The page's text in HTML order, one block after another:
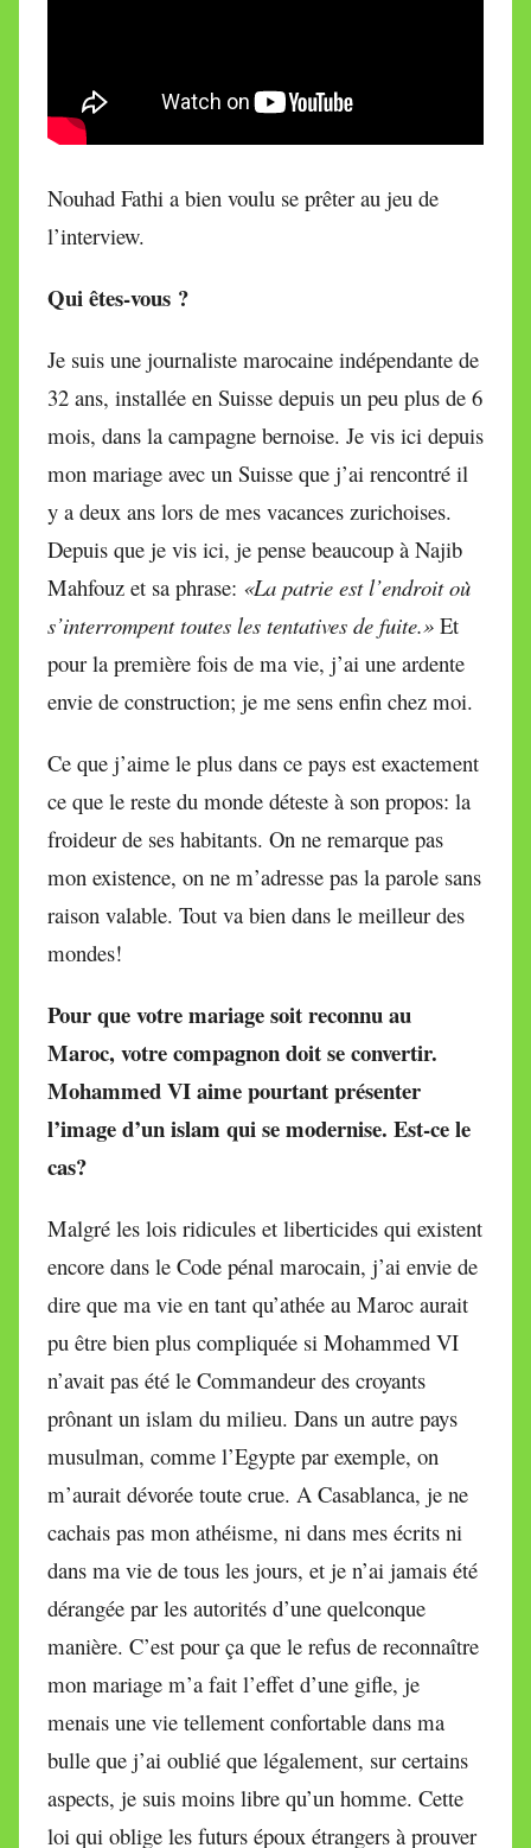
Nouhad Fathi a bien voulu se prêter au jeu de
l’interview.
Qui êtes-vous ?
Je suis une journaliste marocaine indépendante de
32 ans, installée en Suisse depuis un peu plus de 6
mois, dans la campagne bernoise. Je vis ici depuis
mon mariage avec un Suisse que j’ai rencontré il
y a deux ans lors de mes vacances zurichoises.
Depuis que je vis ici, je pense beaucoup à Najib
Mahfouz et sa phrase: «La patrie est l’endroit où
s’interrompent toutes les tentatives de fuite.» Et
pour la première fois de ma vie, j’ai une ardente
envie de construction; je me sens enfin chez moi.
Ce que j’aime le plus dans ce pays est exactement
ce que le reste du monde déteste à son propos: la
froideur de ses habitants. On ne remarque pas
mon existence, on ne m’adresse pas la parole sans
raison valable. Tout va bien dans le meilleur des
mondes!
Pour que votre mariage soit reconnu au
Maroc, votre compagnon doit se convertir.
Mohammed VI aime pourtant présenter
l’image d’un islam qui se modernise. Est-ce le
cas?
Malgré les lois ridicules et liberticides qui existent
encore dans le Code pénal marocain, j’ai envie de
dire que ma vie en tant qu’athée au Maroc aurait
pu être bien plus compliquée si Mohammed VI
n’avait pas été le Commandeur des croyants
prônant un islam du milieu. Dans un autre pays
musulman, comme l’Egypte par exemple, on
m’aurait dévorée toute crue. A Casablanca, je ne
cachais pas mon athéisme, ni dans mes écrits ni
dans ma vie de tous les jours, et je n’ai jamais été
dérangée par les autorités d’une quelconque
manière. C’est pour ça que le refus de reconnaître
mon mariage m’a fait l’effet d’une gifle, je
menais une vie tellement confortable dans ma
bulle que j’ai oublié que légalement, sur certains
aspects, je suis moins libre qu’un homme. Cette
loi qui oblige les futurs époux étrangers à prouver